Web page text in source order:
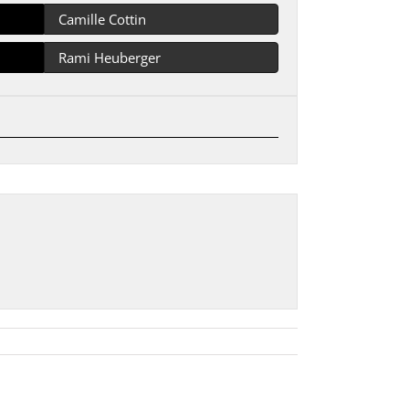
Camille Cottin
Rami Heuberger